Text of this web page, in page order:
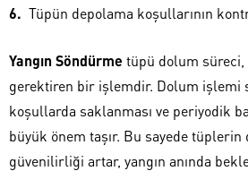
Tüpün depolama koşullarının
Yangın Söndürme tüpü dolum süreci,
gerektiren bir işlemdir. Dolum işlemi
koşullarda saklanması ve periyodik
büyük önem taşır. Bu sayede tüplerin
güvenilirliği artar, yangın anında